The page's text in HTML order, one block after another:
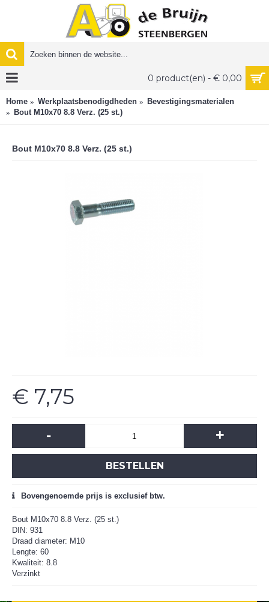
0 product(en) - € 0,00
Home Werkplaatsbenodigdheden
Bevestigingsmaterialen
Bout M10x70 8.8 Verz. (25 st.)
Bout M10x70 8.8 Verz. (25 st.)
€ 7,75
- +
BESTELLEN
Bovengenoemde prijs is exclusief btw.
Bout M10x70 8.8 Verz. (25 st.)
DIN: 931
Draad diameter: M10
Lengte: 60
Kwaliteit: 8.8
Verzinkt